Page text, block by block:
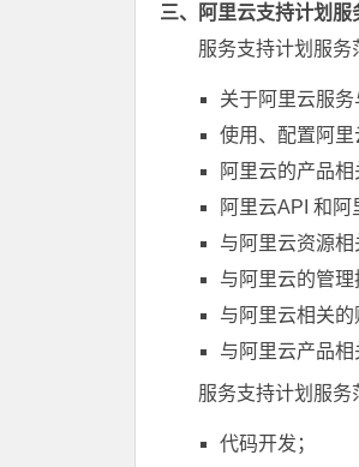
三、
阿里云支持计划服
服务支持计划服务
关于阿里云服务
使用、配置阿里
阿里云的产品相
阿里云API 和阿
与阿里云资源相
与阿里云的管理
与阿里云相关的
与阿里云产品相
服务支持计划服务
代码开发；